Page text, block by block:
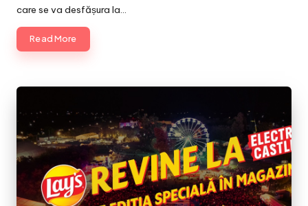
care se va desfășura la…
Read More